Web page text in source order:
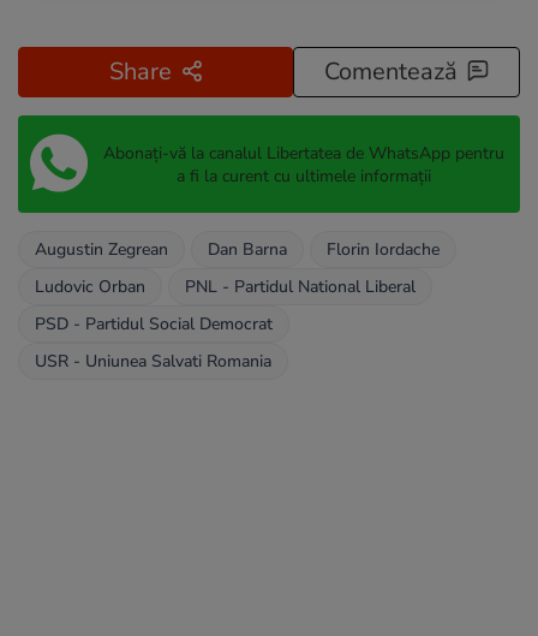
Share Comentează
Abonați-vă la canalul Libertatea de WhatsApp pentru
a fi la curent cu ultimele informații
Augustin Zegrean Dan Barna
Florin Iordache
Ludovic Orban
PNL - Partidul National Liberal
PSD - Partidul Social Democrat
USR - Uniunea Salvati Romania